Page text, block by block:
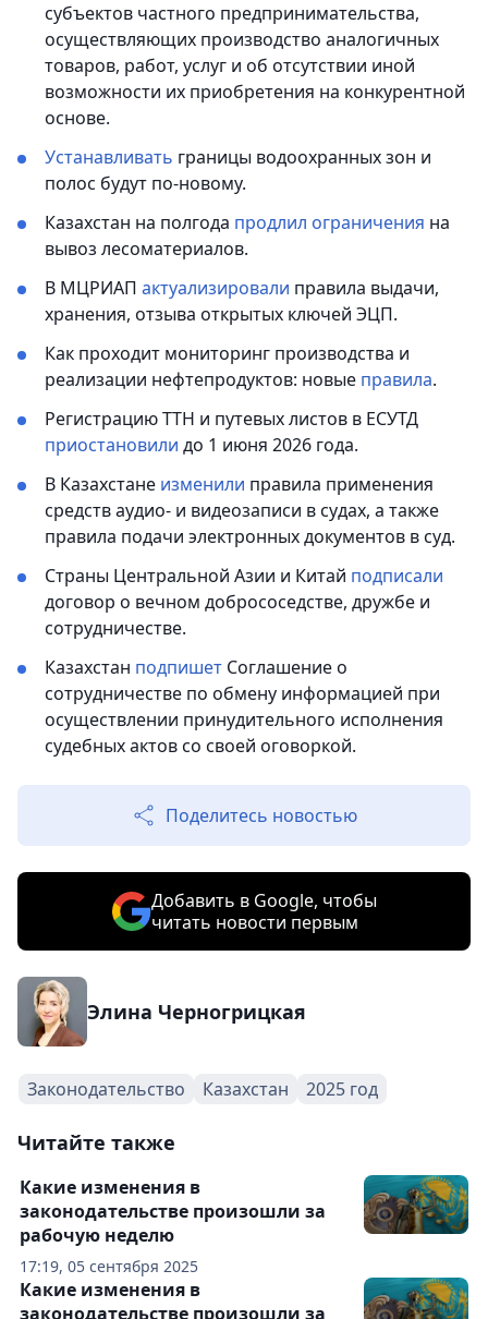
субъектов частного предпринимательства,
осуществляющих производство аналогичных
товаров, работ, услуг и об отсутствии иной
возможности их приобретения на конкурентной
основе.
Устанавливать границы водоохранных зон и
полос будут по-новому.
Казахстан на полгода продлил ограничения на
вывоз лесоматериалов.
В МЦРИАП актуализировали правила выдачи,
хранения, отзыва открытых ключей ЭЦП.
Как проходит мониторинг производства и
реализации нефтепродуктов: новые правила.
Регистрацию ТТН и путевых листов в ЕСУТД
приостановили до 1 июня 2026 года.
В Казахстане изменили правила применения
средств аудио- и видеозаписи в судах, а также
правила подачи электронных документов в суд.
Страны Центральной Азии и Китай подписали
договор о вечном добрососедстве, дружбе и
сотрудничестве.
Казахстан подпишет Соглашение о
сотрудничестве по обмену информацией при
осуществлении принудительного исполнения
судебных актов со своей оговоркой.
Поделитесь новостью
Добавить в Google, чтобы
читать новости первым
Элина Черногрицкая
Законодательство Казахстан 2025 год
Читайте также
17:19, 05 сентября 2025
Какие изменения в
законодательстве произошли за
рабочую неделю
Какие изменения в
законодательстве произошли за